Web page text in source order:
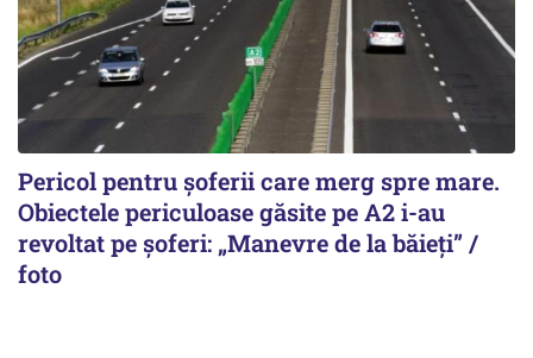
Pericol pentru șoferii care merg spre mare.
Obiectele periculoase găsite pe A2 i-au
revoltat pe șoferi: „Manevre de la băieți” /
foto